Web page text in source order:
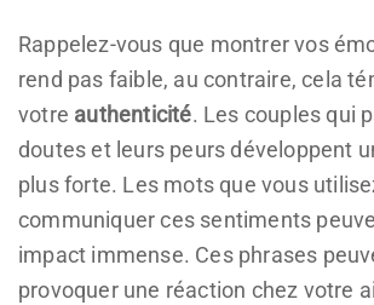
Rappelez-vous que montrer vos
rend pas faible, au contraire, cela
votre authenticité. Les couples qui
doutes et leurs peurs développent
plus forte. Les mots que vous
communiquer ces sentiments
impact immense. Ces phrases
provoquer une réaction chez votre